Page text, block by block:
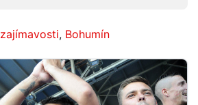
zajímavosti, Bohumín